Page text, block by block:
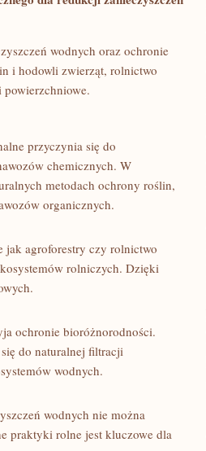
wodnych​ oraz⁤ ochronie
i hodowli zwierząt, rolnictwo
przyczynia‍ się do
chemicznych. ‍W
metodach ochrony roślin,⁣
organicznych.
agroforestry czy rolnictwo⁤
rolniczych. Dzięki
ochronie⁤ bioróżnorodności.
‌do naturalnej ⁢filtracji
wodnych.
wodnych nie można
praktyki rolne ‍jest kluczowe dla